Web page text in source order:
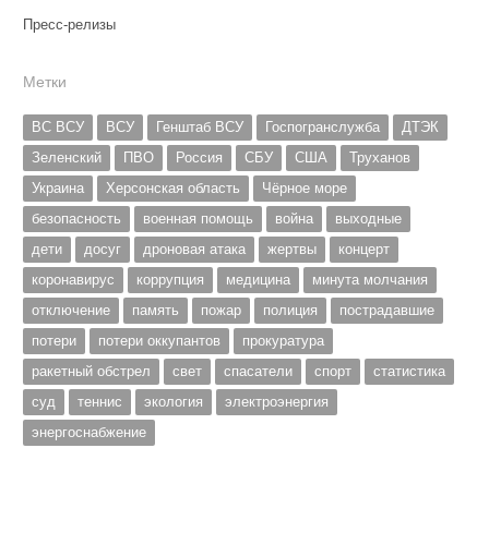
Пресс-релизы
Метки
ВС ВСУ ВСУ Генштаб ВСУ Госпогранслужба
ДТЭК
Зеленский
ПВО Россия СБУ США
Труханов
Украина
Херсонская область
Чёрное море
безопасность
военная помощь война
выходные
дети
досуг дроновая атака жертвы
концерт
коронавирус
коррупция медицина
минута молчания
отключение
память пожар полиция
пострадавшие
потери
потери оккупантов
прокуратура
ракетный обстрел
свет спасатели спорт
статистика
суд
теннис экология
электроэнергия
энергоснабжение